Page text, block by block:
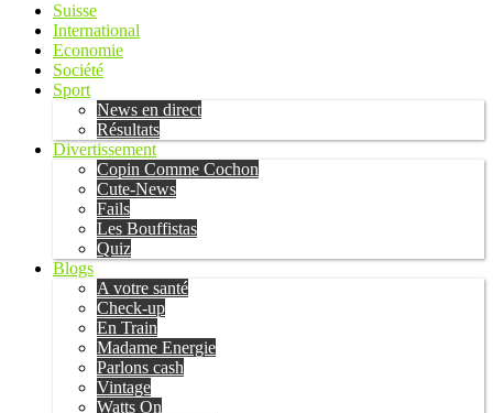
Suisse
International
Economie
Société
Sport
News en direct
Résultats
Divertissement
Copin Comme Cochon
Cute-News
Fails
Les Bouffistas
Quiz
Blogs
A votre santé
Check-up
En Train
Madame Energie
Parlons cash
Vintage
Watts On